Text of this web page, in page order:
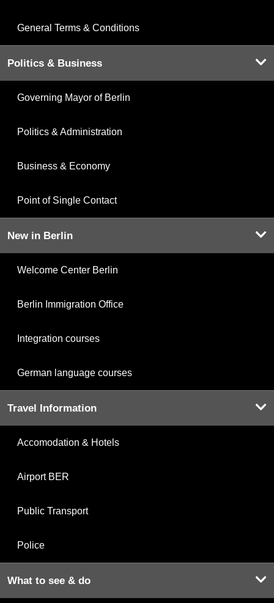
General Terms & Conditions
Politics & Business
Governing Mayor of Berlin
Politics & Administration
Business & Economy
Point of Single Contact
New in Berlin
Welcome Center Berlin
Berlin Immigration Office
Integration courses
German language courses
Travel Information
Accomodation & Hotels
Airport BER
Public Transport
Police
What to see & do